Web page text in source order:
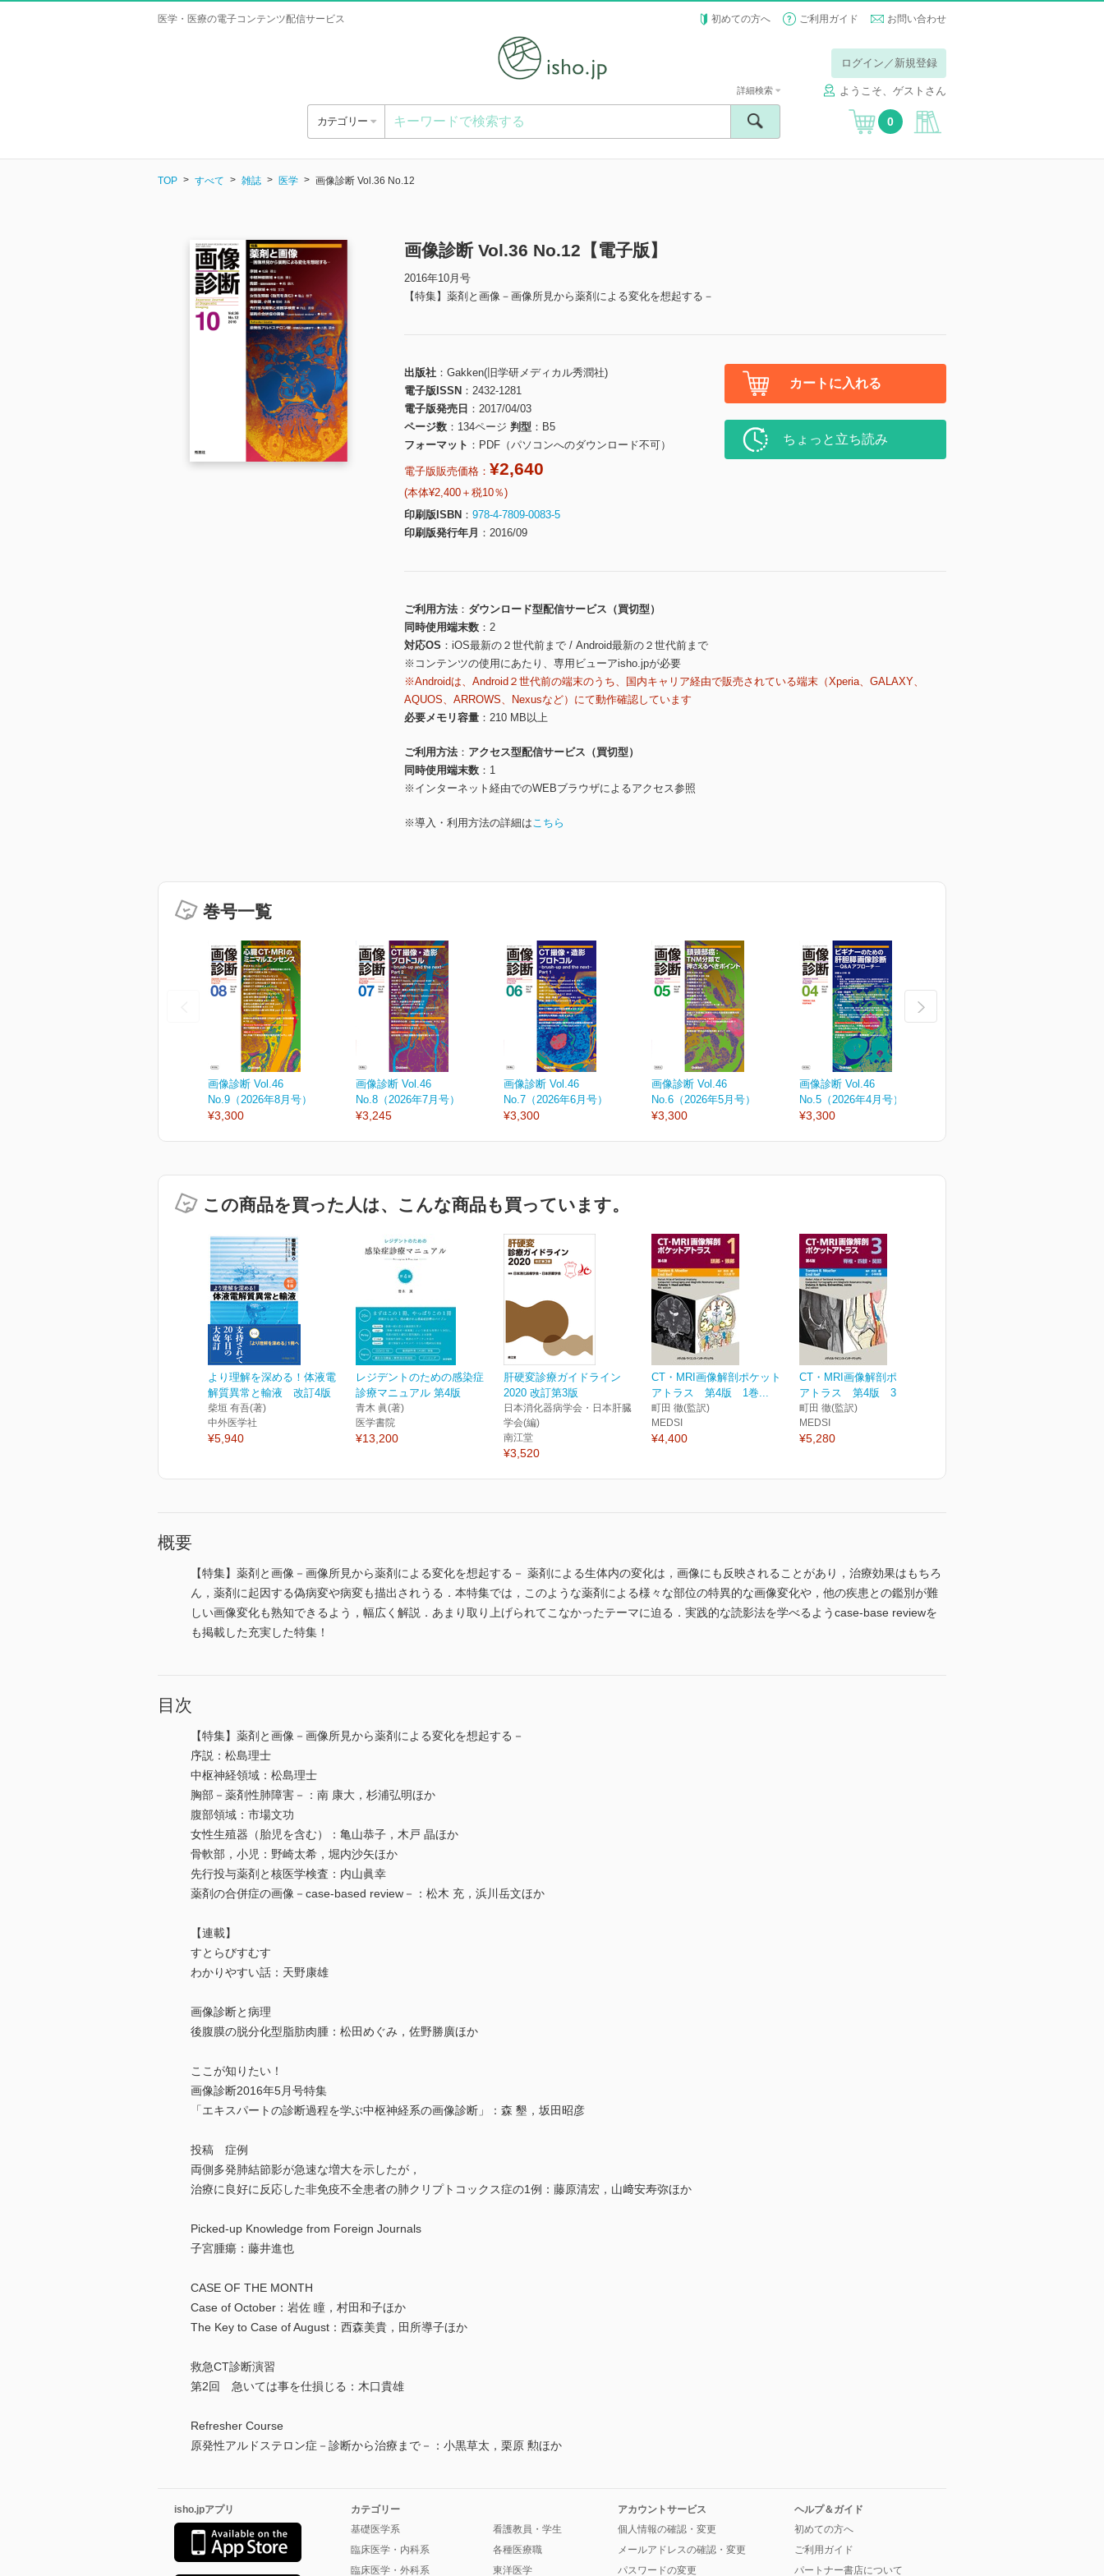
医学・医療の電子コンテンツ配信サービス 初めての方へ ご利用ガイド お問い合わせ
ログイン／新規登録
ようこそ、ゲストさん
カテゴリー
詳細検索
0
TOP すべて 雑誌 医学 画像診断 Vol.36 No.12
画像診断 Vol.36 No.12【電子版】
2016年10月号
【特集】薬剤と画像－画像所見から薬剤による変化を想起する－
出版社
Gakken(旧学研メディカル秀潤社)
電子版ISSN
2432-1281
電子版発売日
2017/04/03
ページ数
134ページ 判型
B5
フォーマット
PDF（パソコンへのダウンロード不可）
電子版販売価格： ¥2,640
(本体¥2,400＋税10％)
印刷版ISBN
978-4-7809-0083-5
印刷版発行年月
2016/09
カートに入れる
ちょっと立ち読み
ご利用方法
ダウンロード型配信サービス（買切型）
同時使用端末数
2
対応OS
iOS最新の２世代前まで / Android最新の２世代前まで
※コンテンツの使用にあたり、専用ビューアisho.jpが必要
※Androidは、Android２世代前の端末のうち、国内キャリア経由で販売されている端末（Xperia、GALAXY、
AQUOS、ARROWS、Nexusなど）にて動作確認しています
必要メモリ容量
210 MB以上
ご利用方法
アクセス型配信サービス（買切型）
同時使用端末数
1
※インターネット経由でのWEBブラウザによるアクセス参照
※導入・利用方法の詳細はこちら
巻号一覧
画像診断 Vol.46
No.9（2026年8月号）
¥3,300
画像診断 Vol.46
No.8（2026年7月号）
¥3,245
画像診断 Vol.46
No.7（2026年6月号）
¥3,300
画像診断 Vol.46
No.6（2026年5月号）
¥3,300
画像診断 Vol.46
No.5（2026年4月号）
¥3,300
この商品を買った人は、こんな商品も買っています。
より理解を深める！体液電
解質異常と輸液 改訂4版
柴垣 有吾(著)
中外医学社
¥5,940
レジデントのための感染症
診療マニュアル 第4版
青木 眞(著)
医学書院
¥13,200
肝硬変診療ガイドライン
2020 改訂第3版
日本消化器病学会・日本肝臓
学会(編)
南江堂
¥3,520
CT・MRI画像解剖ポケット
アトラス 第4版 1巻...
町田 徹(監訳)
MEDSI
¥4,400
CT・MRI画像解剖ポケット
アトラス 第4版 3巻...
町田 徹(監訳)
MEDSI
¥5,280
概要
【特集】薬剤と画像－画像所見から薬剤による変化を想起する－ 薬剤による生体内の変化は，画像にも反映されることがあり，治療効果はもちろ
ん，薬剤に起因する偽病変や病変も描出されうる．本特集では，このような薬剤による様々な部位の特異的な画像変化や，他の疾患との鑑別が難
しい画像変化も熟知できるよう，幅広く解説．あまり取り上げられてこなかったテーマに迫る．実践的な読影法を学べるようcase-base reviewを
も掲載した充実した特集！
目次
【特集】薬剤と画像－画像所見から薬剤による変化を想起する－
序説：松島理士
中枢神経領域：松島理士
胸部－薬剤性肺障害－：南 康大，杉浦弘明ほか
腹部領域：市場文功
女性生殖器（胎児を含む）：亀山恭子，木戸 晶ほか
骨軟部，小児：野崎太希，堀内沙矢ほか
先行投与薬剤と核医学検査：内山眞幸
薬剤の合併症の画像－case-based review－：松木 充，浜川岳文ほか
【連載】
すとらびすむす
わかりやすい話：天野康雄
画像診断と病理
後腹膜の脱分化型脂肪肉腫：松田めぐみ，佐野勝廣ほか
ここが知りたい！
画像診断2016年5月号特集
「エキスパートの診断過程を学ぶ中枢神経系の画像診断」：森 墾，坂田昭彦
投稿 症例
両側多発肺結節影が急速な増大を示したが，
治療に良好に反応した非免疫不全患者の肺クリプトコックス症の1例：藤原清宏，山﨑安寿弥ほか
Picked-up Knowledge from Foreign Journals
子宮腫瘍：藤井進也
CASE OF THE MONTH
Case of October：岩佐 瞳，村田和子ほか
The Key to Case of August：西森美貴，田所導子ほか
救急CT診断演習
第2回 急いては事を仕損じる：木口貴雄
Refresher Course
原発性アルドステロン症－診断から治療まで－：小黒草太，栗原 勲ほか
isho.jpアプリ
カテゴリー
基礎医学系
臨床医学・内科系
臨床医学・外科系
看護教員・学生
各種医療職
東洋医学
アカウントサービス
個人情報の確認・変更
メールアドレスの確認・変更
パスワードの変更
ヘルプ＆ガイド
初めての方へ
ご利用ガイド
パートナー書店について